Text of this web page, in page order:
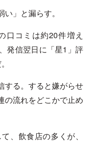
」と漏らす。
口コミは約20件増え
発信翌日に「星1」評
する。すると嫌がらせ
の流れをどこかで止め
、飲食店の多くが、